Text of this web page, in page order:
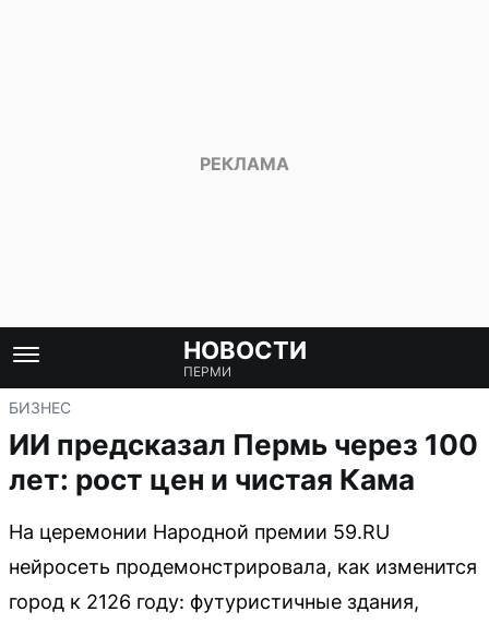
НОВОСТИ
ПЕРМИ
БИЗНЕС
ИИ предсказал Пермь через 100
лет: рост цен и чистая Кама
На церемонии Народной премии 59.RU
нейросеть продемонстрировала, как изменится
город к 2126 году: футуристичные здания,